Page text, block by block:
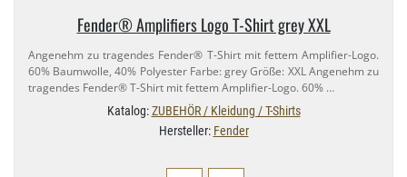
Fender® Amplifiers Logo T-​Shirt grey XXL
Angenehm zu tragendes Fender® T-​Shirt mit fettem Amplifier-​Logo.
60% Baumwolle, 40% Polyester Farbe: grey Größe: XXL Angenehm zu
tragendes Fender® T-​Shirt mit fettem Amplifier-​Logo. 60% …
Katalog:ZUBEHÖR / Kleidung / T-Shirts
Hersteller: Fender